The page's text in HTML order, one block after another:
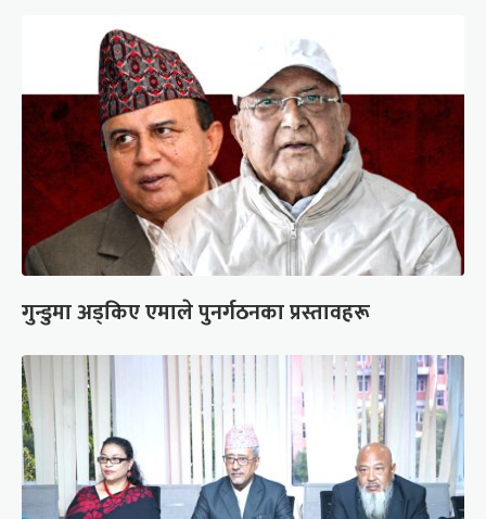
गुन्डुमा अड्किए एमाले पुनर्गठनका प्रस्तावहरू